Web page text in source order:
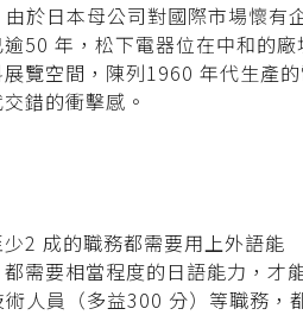
於日本母公司對國際市場懷有
50 年，松下電器位在中和的廠
覽空間，陳列1960 年代生產
錯的衝擊感。
2 成的職務都需要用上外語能
需要相當程度的日語能力，才
人員（多益300 分）等職務，